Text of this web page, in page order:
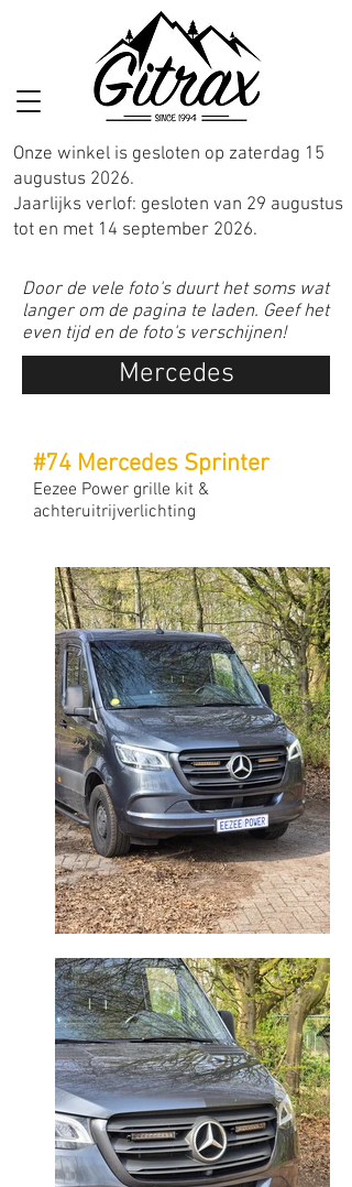
Onze winkel is gesloten op zaterdag 15
augustus 2026.
Jaarlijks verlof: gesloten van 29 augustus
tot en met 14 september 2026.
Door de vele foto's duurt het soms wat
langer om de pagina te laden. Geef het
even tijd en de foto's verschijnen!
Mercedes
#74 Mercedes Sprinter
Eezee Power grille kit &
achteruitrijverlichting